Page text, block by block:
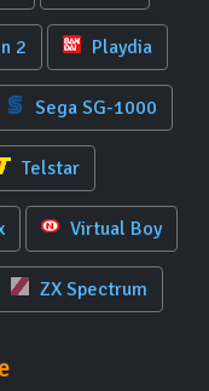
2 Playdia
Sega SG-1000
Telstar
Virtual Boy
ZX Spectrum